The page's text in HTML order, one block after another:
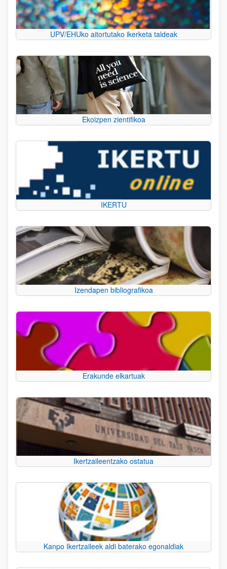
UPV/EHUko aitortutako ikerketa taldeak
Ekoizpen zientifikoa
IKERTU
Izendapen bibliografikoa
Erakunde elkartuak
Ikertzaileentzako ostatua
Kanpo Ikertzaileek aldi baterako egonaldiak